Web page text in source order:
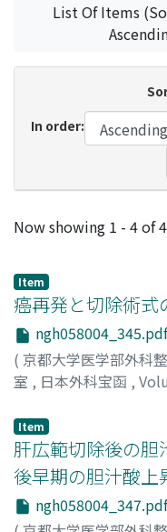
List Of Items
In order:
Recent
Now showing 1 - 4 of 4
Item
癌再発と切除術式
( 京都大学医学部外科
室 , 日本外科宝函 ,
鈴木, 敞
Item
肝広範切除後の
後早期の胆汁酸上